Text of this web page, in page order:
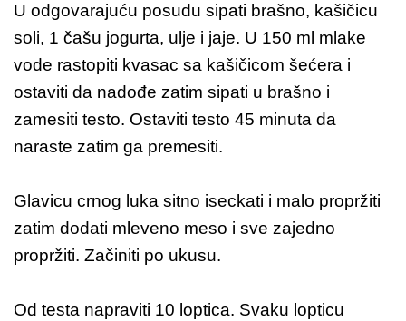
U odgovarajuću posudu sipati brašno, kašičicu
soli, 1 čašu jogurta, ulje i jaje. U 150 ml mlake
vode rastopiti kvasac sa kašičicom šećera i
ostaviti da nadođe zatim sipati u brašno i
zamesiti testo. Ostaviti testo 45 minuta da
naraste zatim ga premesiti.
Glavicu crnog luka sitno iseckati i malo propržiti
zatim dodati mleveno meso i sve zajedno
propržiti. Začiniti po ukusu.
Od testa napraviti 10 loptica. Svaku lopticu